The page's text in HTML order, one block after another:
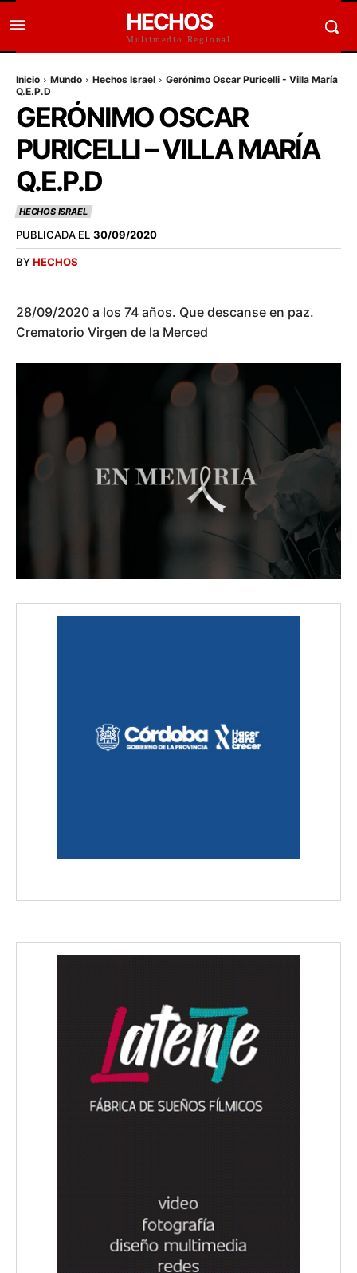
HECHOS
Multimedio Regional
Inicio Mundo Hechos Israel
Gerónimo Oscar Puricelli - Villa María
Q.E.P.D
GERÓNIMO OSCAR
PURICELLI – VILLA MARÍA
Q.E.P.D
HECHOS ISRAEL
PUBLICADA EL 30/09/2020
BYHECHOS
28/09/2020 a los 74 años. Que descanse en paz.
Crematorio Virgen de la Merced